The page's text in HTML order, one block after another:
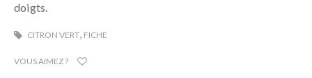
doigts.
CITRON VERT, FICHE
VOUS AIMEZ ?